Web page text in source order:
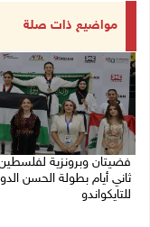
مواضيع ذات صلة
فضيتان وبرونزية
ثاني أيام بطولة الحسن
للتايكواندو